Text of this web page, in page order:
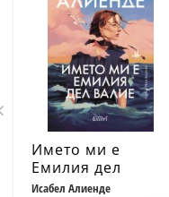
Името ми е
Емилия дел
Валие
Исабел Алиенде